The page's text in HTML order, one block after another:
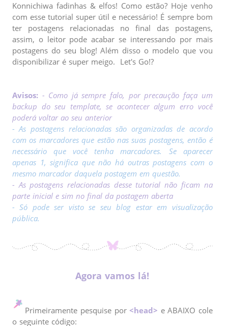
Konnichiwa fadinhas & elfos! Como estão? Hoje venho
com esse tutorial super útil e necessário! É sempre bom
ter postagens relacionadas no final das postagens,
assim, o leitor pode acabar se interessando por mais
postagens do seu blog! Além disso o modelo que vou
disponibilizar é super meigo. Let's Go!?
Avisos: - Como já sempre falo, por precaução faça um
backup do seu template, se acontecer algum erro você
poderá voltar ao seu anterior
- As postagens relacionadas são organizadas de acordo
com os marcadores que estão nas suas postagens, então é
necessário que você tenha marcadores. Se aparecer
apenas 1, significa que não há outras postagens com o
mesmo marcador daquela postagem em questão.
- As postagens relacionadas desse tutorial não ficam na
parte inicial e sim no final da postagem aberta
- Só pode ser visto se seu blog estar em visualização
pública.
Agora vamos lá!
Primeiramente pesquise por<head> e ABAIXO cole
o seguinte código: